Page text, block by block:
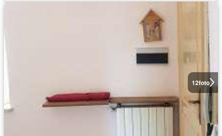
12foto